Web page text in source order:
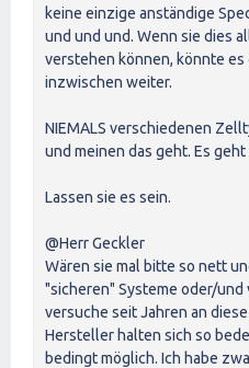
keine einzige anständige
und und und. Wenn sie dies
verstehen können, könnte es
inzwischen weiter.
NIEMALS verschiedenen
und meinen das geht. Es geht
Lassen sie es sein.
@Herr Geckler
Wären sie mal bitte so nett
"sicheren" Systeme oder/
versuche seit Jahren an
Hersteller halten sich so
bedingt möglich. Ich habe